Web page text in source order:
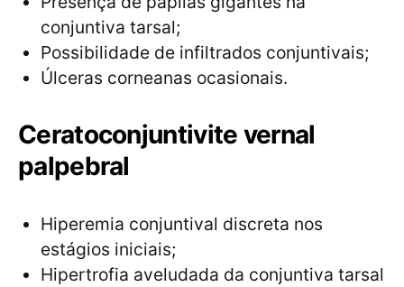
conjuntiva tarsal;
Possibilidade de infiltrados conjuntivais;
Úlceras corneanas ocasionais.
Ceratoconjuntivite vernal
palpebral
Hiperemia conjuntival discreta nos
estágios iniciais;
Hipertrofia aveludada da conjuntiva tarsal